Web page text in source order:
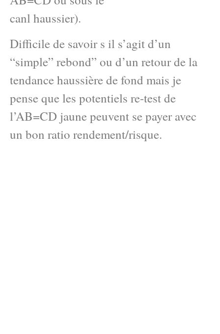
canl haussier).
Difficile de savoir s il s’agit d’un
“simple” rebond” ou d’un retour de la
tendance haussière de fond mais je
pense que les potentiels re-test de
l’AB=CD jaune peuvent se payer avec
un bon ratio rendement/risque.